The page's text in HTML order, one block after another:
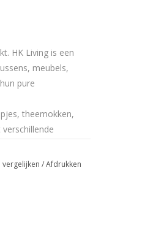
HK Living is een
meubels,
pure
theemokken,
/Afdrukken